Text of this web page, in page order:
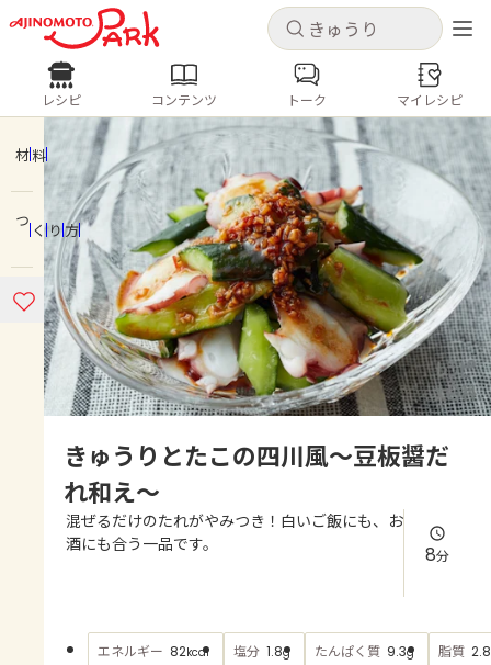
キャンセル
ログインするとレシピを保存できます
ログイン 新規登録
ホーム
コンテンツ
レシピ
よくあるお問い合わせ
お買い物
キャンセル
レシピ コンテンツ
人気の食材・レシピ
きゅうり なす トマト
とうもろこし
ピーマン
みょうが ゴーヤ
レシピ コンテンツ トーク マイレシピ
材料
つくり方
きゅうりとたこの四川風～豆板醤だ
れ和え～
混ぜるだけのたれがやみつき！白いご飯にも、お
酒にも合う一品です。
8分
エネルギー 82kcal 塩分 1.8g たんぱく質 9.3g 脂質 2.8